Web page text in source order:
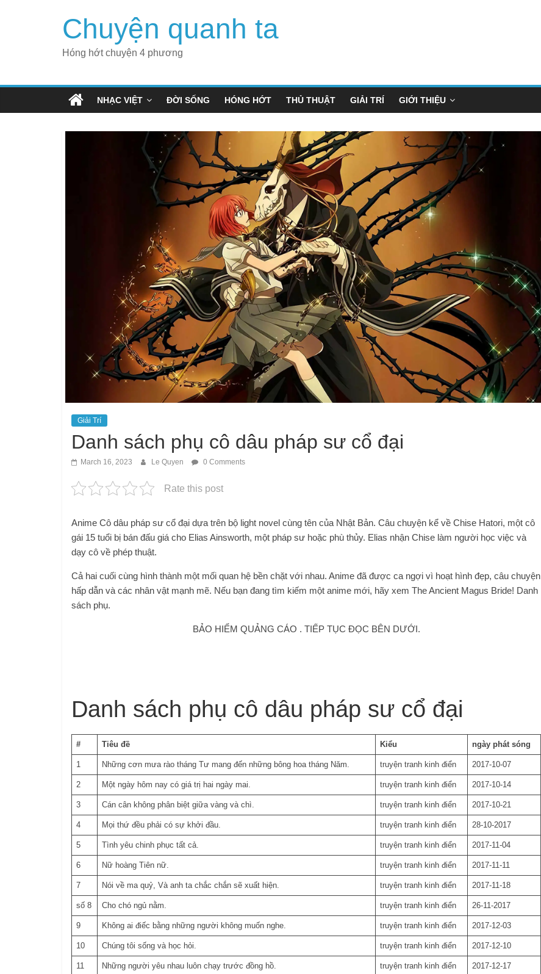
Chuyện quanh ta
Hóng hớt chuyện 4 phương
NHẠC VIỆT ĐỜI SỐNG HÓNG HỚT THỦ THUẬT GIẢI TRÍ GIỚI THIỆU
Giải Trí
Danh sách phụ cô dâu pháp sư cổ đại
March 16, 2023 Le Quyen 0 Comments
Rate this post
Anime Cô dâu pháp sư cổ đại dựa trên bộ light novel cùng tên của Nhật Bản. Câu chuyện kể về Chise Hatori, một cô
gái 15 tuổi bị bán đấu giá cho Elias Ainsworth, một pháp sư hoặc phù thủy. Elias nhận Chise làm người học việc và
dạy cô về phép thuật.
Cả hai cuối cùng hình thành một mối quan hệ bền chặt với nhau. Anime đã được ca ngợi vì hoạt hình đẹp, câu chuyện
hấp dẫn và các nhân vật mạnh mẽ. Nếu bạn đang tìm kiếm một anime mới, hãy xem The Ancient Magus Bride! Danh
sách phụ.
BẢO HIỂM QUẢNG CÁO . TIẾP TỤC ĐỌC BÊN DƯỚI.
Danh sách phụ cô dâu pháp sư cổ đại
# Tiêu đề Kiểu ngày phát sóng
1 Những cơn mưa rào tháng Tư mang đến những bông hoa tháng Năm. truyện tranh kinh điển 2017-10-07
2 Một ngày hôm nay có giá trị hai ngày mai. truyện tranh kinh điển 2017-10-14
3 Cán cân không phân biệt giữa vàng và chì. truyện tranh kinh điển 2017-10-21
4 Mọi thứ đều phải có sự khởi đầu. truyện tranh kinh điển 28-10-2017
5 Tình yêu chinh phục tất cả. truyện tranh kinh điển 2017-11-04
6 Nữ hoàng Tiên nữ. truyện tranh kinh điển 2017-11-11
7 Nói về ma quỷ, Và anh ta chắc chắn sẽ xuất hiện. truyện tranh kinh điển 2017-11-18
số 8 Cho chó ngủ nằm. truyện tranh kinh điển 26-11-2017
9 Không ai điếc bằng những người không muốn nghe. truyện tranh kinh điển 2017-12-03
10 Chúng tôi sống và học hỏi. truyện tranh kinh điển 2017-12-10
11 Những người yêu nhau luôn chạy trước đồng hồ. truyện tranh kinh điển 2017-12-17